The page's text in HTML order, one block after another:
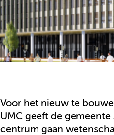
Voor het nieuw te
UMC geeft de
centrum gaan